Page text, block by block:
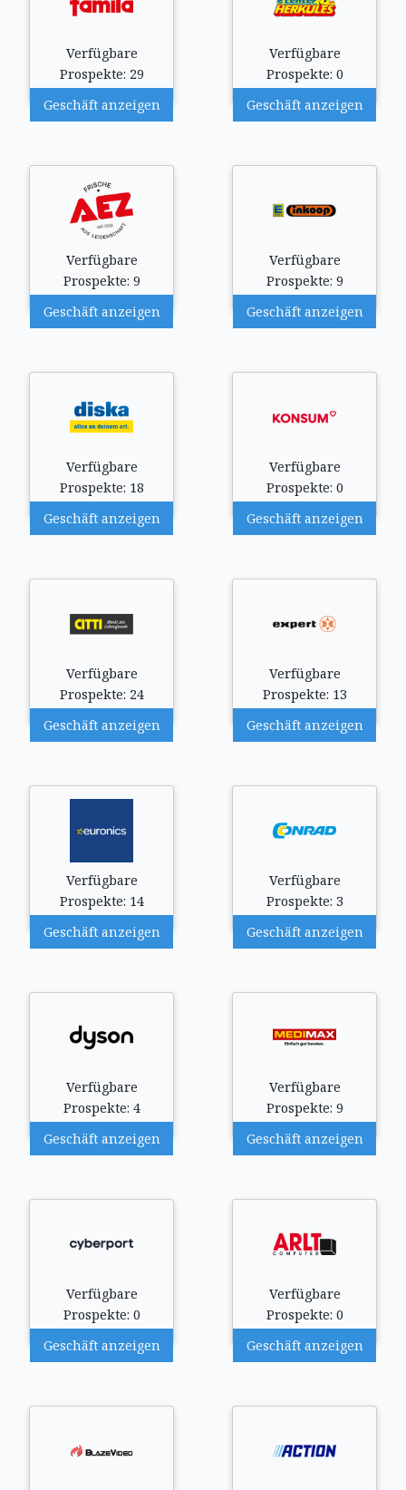
Verfügbare
Prospekte: 29
Geschäft anzeigen
Verfügbare
Prospekte: 0
Geschäft anzeigen
Verfügbare
Prospekte: 9
Geschäft anzeigen
Verfügbare
Prospekte: 9
Geschäft anzeigen
Verfügbare
Prospekte: 18
Geschäft anzeigen
Verfügbare
Prospekte: 0
Geschäft anzeigen
Verfügbare
Prospekte: 24
Geschäft anzeigen
Verfügbare
Prospekte: 13
Geschäft anzeigen
Verfügbare
Prospekte: 14
Geschäft anzeigen
Verfügbare
Prospekte: 3
Geschäft anzeigen
Verfügbare
Prospekte: 4
Geschäft anzeigen
Verfügbare
Prospekte: 9
Geschäft anzeigen
Verfügbare
Prospekte: 0
Geschäft anzeigen
Verfügbare
Prospekte: 0
Geschäft anzeigen